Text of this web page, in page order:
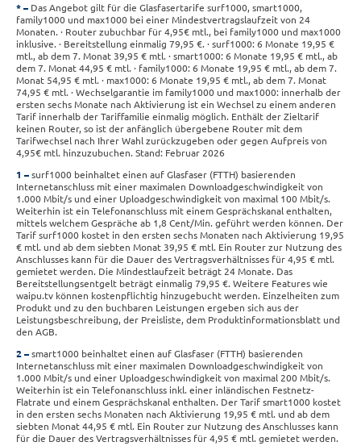
*
Das Angebot gilt für die Glasfasertarife surf1000, smart1000,
family1000 und max1000 bei einer Mindestvertragslaufzeit von 24
Monaten. · Router zubuchbar für 4,95€ mtl., bei family1000 und max1000
inklusive. · Bereitstellung einmalig 79,95 €. · surf1000: 6 Monate 19,95 €
mtl., ab dem 7. Monat 39,95 € mtl. · smart1000: 6 Monate 19,95 € mtl., ab
dem 7. Monat 44,95 € mtl. · family1000: 6 Monate 19,95 € mtl., ab dem 7.
Monat 54,95 € mtl. · max1000: 6 Monate 19,95 € mtl., ab dem 7. Monat
74,95 € mtl. · Wechselgarantie im family1000 und max1000: innerhalb der
ersten sechs Monate nach Aktivierung ist ein Wechsel zu einem anderen
Tarif innerhalb der Tariffamilie einmalig möglich. Enthält der Zieltarif
keinen Router, so ist der anfänglich übergebene Router mit dem
Tarifwechsel nach Ihrer Wahl zurückzugeben oder gegen Aufpreis von
4,95€ mtl. hinzuzubuchen. Stand: Februar 2026
1
surf1000 beinhaltet einen auf Glasfaser (FTTH) basierenden
Internetanschluss mit einer maximalen Downloadgeschwindigkeit von
1.000 Mbit/s und einer Uploadgeschwindigkeit von maximal 100 Mbit/s.
Weiterhin ist ein Telefonanschluss mit einem Gesprächskanal enthalten,
mittels welchem Gespräche ab 1,8 Cent/Min. geführt werden können. Der
Tarif surf1000 kostet in den ersten sechs Monaten nach Aktivierung 19,95
€ mtl. und ab dem siebten Monat 39,95 € mtl. Ein Router zur Nutzung des
Anschlusses kann für die Dauer des Vertragsverhältnisses für 4,95 € mtl.
gemietet werden. Die Mindestlaufzeit beträgt 24 Monate. Das
Bereitstellungsentgelt beträgt einmalig 79,95 €. Weitere Features wie
waipu.tv können kostenpflichtig hinzugebucht werden. Einzelheiten zum
Produkt und zu den buchbaren Leistungen ergeben sich aus der
Leistungsbeschreibung, der Preisliste, dem Produktinformationsblatt und
den AGB.
2
smart1000 beinhaltet einen auf Glasfaser (FTTH) basierenden
Internetanschluss mit einer maximalen Downloadgeschwindigkeit von
1.000 Mbit/s und einer Uploadgeschwindigkeit von maximal 200 Mbit/s.
Weiterhin ist ein Telefonanschluss inkl. einer inländischen Festnetz-
Flatrate und einem Gesprächskanal enthalten. Der Tarif smart1000 kostet
in den ersten sechs Monaten nach Aktivierung 19,95 € mtl. und ab dem
siebten Monat 44,95 € mtl. Ein Router zur Nutzung des Anschlusses kann
für die Dauer des Vertragsverhältnisses für 4,95 € mtl. gemietet werden.